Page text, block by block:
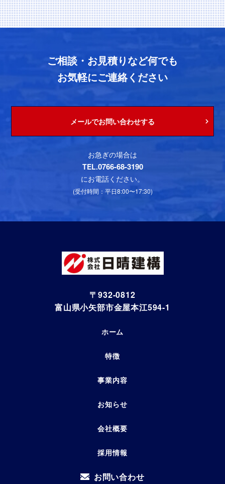
ご相談・お見積りなど何でも
お気軽にご連絡ください
メールでお問い合わせする
お急ぎの場合は
TEL.0766-68-3190
にお電話ください。
(受付時間：平日8:00〜17:30)
〒932-0812
富山県小矢部市金屋本江594-1
ホーム
特徴
事業内容
お知らせ
会社概要
採用情報
お問い合わせ